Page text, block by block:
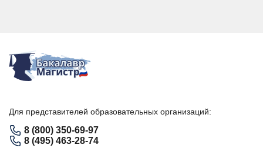
Для представителей образовательных организаций:
8 (800) 350-69-97
8 (495) 463-28-74